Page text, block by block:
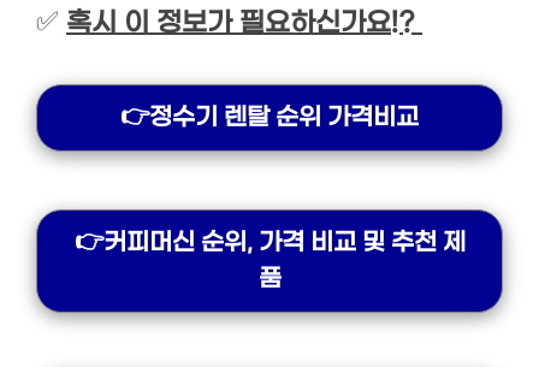
✅ 혹시 이 정보가 필요하신가요!?
👉정수기 렌탈 순위 가격비교
👉커피머신 순위, 가격 비교 및 추천 제
품